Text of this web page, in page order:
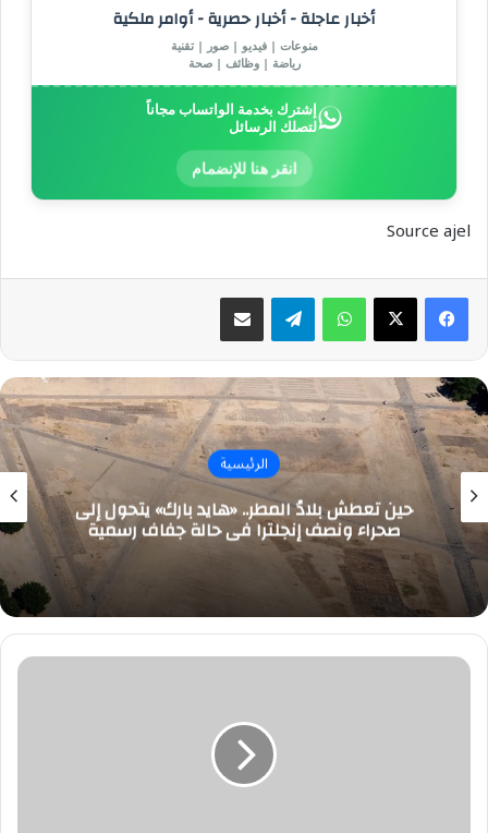
أخبار عاجلة - أخبار حصرية - أوامر ملكية
منوعات | فيديو | صور | تقنية
رياضة | وظائف | صحة
إشترك بخدمة الواتساب مجاناً
لتصلك الرسائل
انقر هنا للإنضمام
Source ajel
واتسابتيلقرام مشاركة عبر البريد
الرئيسية
حين تعطش بلادُ المطر.. «هايد بارك» يتحول إلى
صحراء ونصف إنجلترا في حالة جفاف رسمية
تمديد